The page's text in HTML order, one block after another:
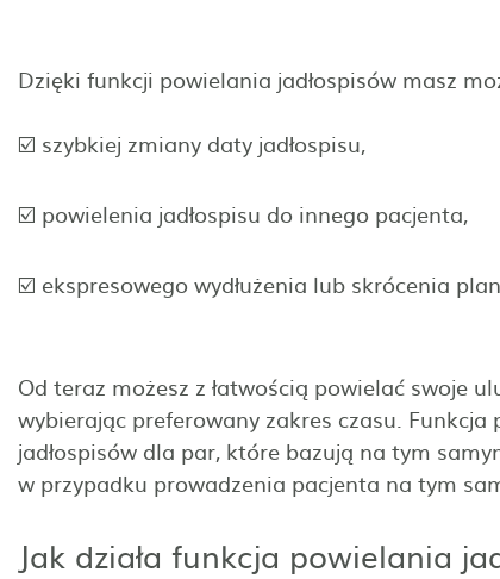
Dzięki funkcji powielania jadłospisów masz
☑️ szybkiej zmiany daty jadłospisu,
☑️ powielenia jadłospisu do innego pacjenta,
☑️ ekspresowego wydłużenia lub skrócenia
Od teraz możesz z łatwością powielać swoje
wybierając preferowany zakres czasu.
jadłospisów dla par, które bazują na tym
w przypadku prowadzenia pacjenta na tym
Jak działa funkcja powielania